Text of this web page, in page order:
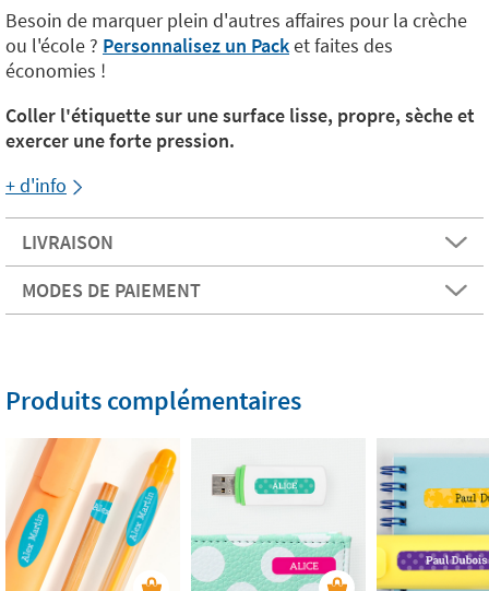
Besoin de marquer plein d'autres affaires pour la crèche
ou l'école ? Personnalisez un Packet faites des
économies !
Coller l'étiquette sur une surface lisse, propre, sèche et
exercer une forte pression.
+ d'info
LIVRAISON
MODES DE PAIEMENT
Produits complémentaires